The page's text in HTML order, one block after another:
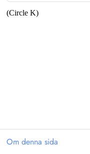
(Circle K)
Om denna sida